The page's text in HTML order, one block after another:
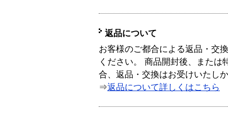
返品について
お客様のご都合による返品・交
ください。 商品開封後、または
合、返品・交換はお受けいたし
⇒返品について詳しくはこちら